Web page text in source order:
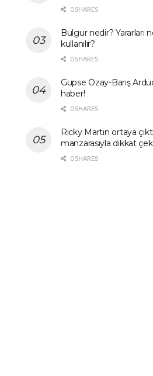
0 SHARES
Bulgur nedir? Yararları
kullanılır?
0 SHARES
Gupse Özay-Barış
haber!
0 SHARES
Ricky Martin ortaya
manzarasıyla dikkat
0 SHARES